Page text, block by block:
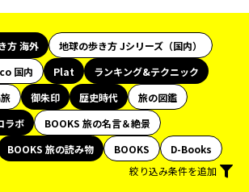
方 海外
地球の歩き方 Jシリーズ（国内）
国内 Plat
ランキング&テクニック
御朱印 歴史時代
旅の図鑑
ラボ
BOOKS 旅の名言＆絶景
BOOKS 旅の読み物 BOOKS
D-Books
絞り込み条件を追加